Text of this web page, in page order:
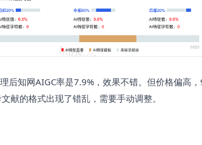
后知网AIGC率是7.9%，效果不错。但价格偏高
献的格式出现了错乱，需要手动调整。